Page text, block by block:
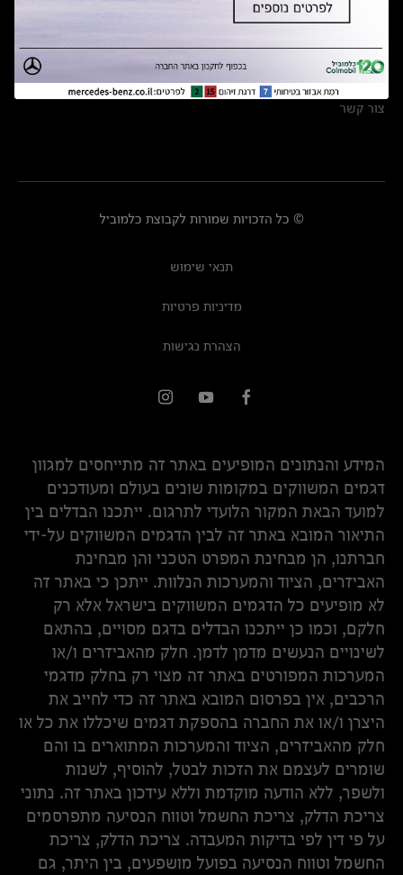
מצאו אותנו
אולמות תצוגה
מרכזי שירות
צור קשר
© כל הזכויות שמורות לקבוצת כלמוביל
תנאי שימוש
מדיניות פרטיות
הצהרת נגישות
המידע והנתונים המופיעים באתר זה מתייחסים למגוון
דגמים המשווקים במקומות שונים בעולם ומעודכנים
למועד הבאת המקור הלועדי לתרגום. ייתכנו הבדלים בין
התיאור המובא באתר זה לבין הדגמים המשווקים על-ידי
חברתנו, הן מבחינת המפרט הטכני והן מבחינת
האביזרים, הציוד והמערכות הנלוות. ייתכן כי באתר זה
לא מופיעים כל הדגמים המשווקים בישראל אלא רק
חלקם, וכמו כן ייתכנו הבדלים בדגם מסויים, בהתאם
לשינויים הנעשים מדמן לדמן. חלק מהאביזרים ו/או
המערכות המפורטים באתר זה מצוי רק בחלק מדגמי
הרכבים, אין בפרסום המובא באתר זה כדי לחייב את
היצרן ו/או את החברה בהספקת דגמים שיכללו את כל או
חלק מהאביזרים, הציוד והמערכות המתוארים בו והם
שומרים לעצמם את הזכות לבטל, להוסיף, לשנות
ולשפר, ללא הודעה מוקדמת וללא עידכון באתר זה. נתוני
צריכת הדלק, צריכת החשמל וטווח הנסיעה מתפרסמים
על פי דין לפי בדיקות המעבדה. צריכת הדלק, צריכת
החשמל וטווח הנסיעה בפועל מושפעים, בין היתר, גם